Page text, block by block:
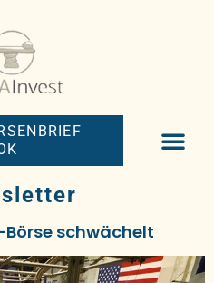
Börse schwächelt